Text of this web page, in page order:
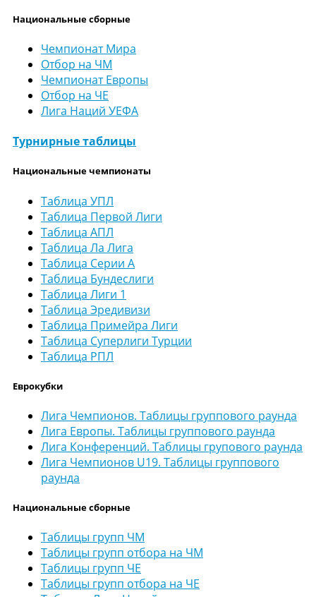
Национальные сборные
Чемпионат Мира
Отбор на ЧМ
Чемпионат Европы
Отбор на ЧЕ
Лига Наций УЕФА
Турнирные таблицы
Национальные чемпионаты
Таблица УПЛ
Таблица Первой Лиги
Таблица АПЛ
Таблица Ла Лига
Таблица Серии А
Таблица Бундеслиги
Таблица Лиги 1
Таблица Эредивизи
Таблица Примейра Лиги
Таблица Суперлиги Турции
Таблица РПЛ
Еврокубки
Лига Чемпионов. Таблицы группового раунда
Лига Европы. Таблицы группового раунда
Лига Конференций. Таблицы групового раунда
Лига Чемпионов U19. Таблицы группового
раунда
Национальные сборные
Таблицы групп ЧМ
Таблицы групп отбора на ЧМ
Таблицы групп ЧЕ
Таблицы групп отбора на ЧЕ